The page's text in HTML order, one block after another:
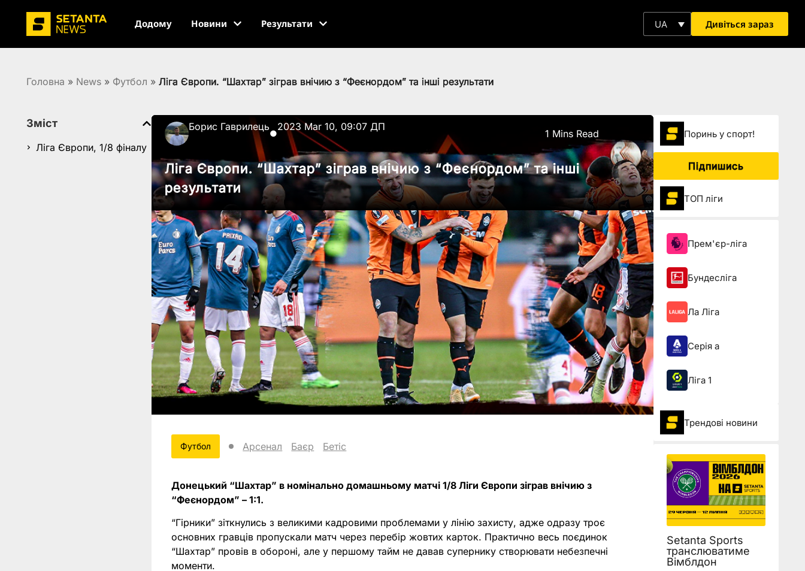
Додому Новини Результати UA Дивіться зараз
Головна » News » Футбол » Ліга Європи. “Шахтар” зіграв внічию з “Феєнордом” та інші результати
Зміст
Ліга Європи, 1/8 фіналу
Борис Гаврилець
●
2023 Mar 10, 09:07 ДП
1 Mins Read
Ліга Європи. “Шахтар” зіграв внічию з “Феєнордом” та інші
результати
Футбол Арсенал Баєр Бетіс
Донецький “Шахтар” в номінально домашньому матчі 1/8 Ліги Європи зіграв внічию з
“Феєнордом” – 1:1.
“Гірники” зіткнулись з великими кадровими проблемами у лінію захисту, адже одразу троє
основних гравців пропускали матч через перебір жовтих карток. Практично весь поєдинок
“Шахтар” провів в обороні, але у першому тайм не давав супернику створювати небезпечні
моменти.
Поринь у спорт!
Підпишись
ТОП ліги
Прем'єр-ліга
Бундесліга
Ла Ліга
Серія а
Ліга 1
Трендові новини
Setanta Sports
транслюватиме
Вімблдон